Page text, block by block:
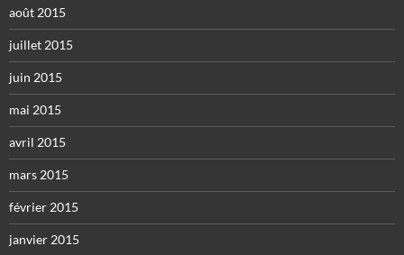
août 2015
juillet 2015
juin 2015
mai 2015
avril 2015
mars 2015
février 2015
janvier 2015